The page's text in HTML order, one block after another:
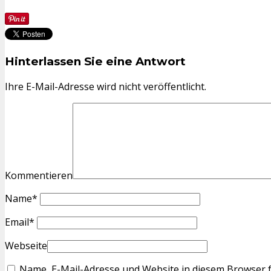
Hinterlassen Sie eine Antwort
Ihre E-Mail-Adresse wird nicht veröffentlicht.
Kommentieren
Name*
Email*
Webseite